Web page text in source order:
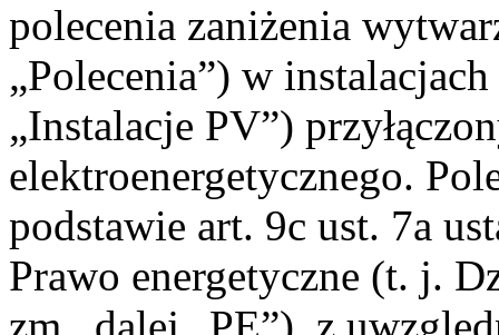
polecenia zaniżenia
„Polecenia”) w
„Instalacje PV”)
elektroenergetycznego.
podstawie art. 9c ust. 7a
Prawo energetyczne (t. j.